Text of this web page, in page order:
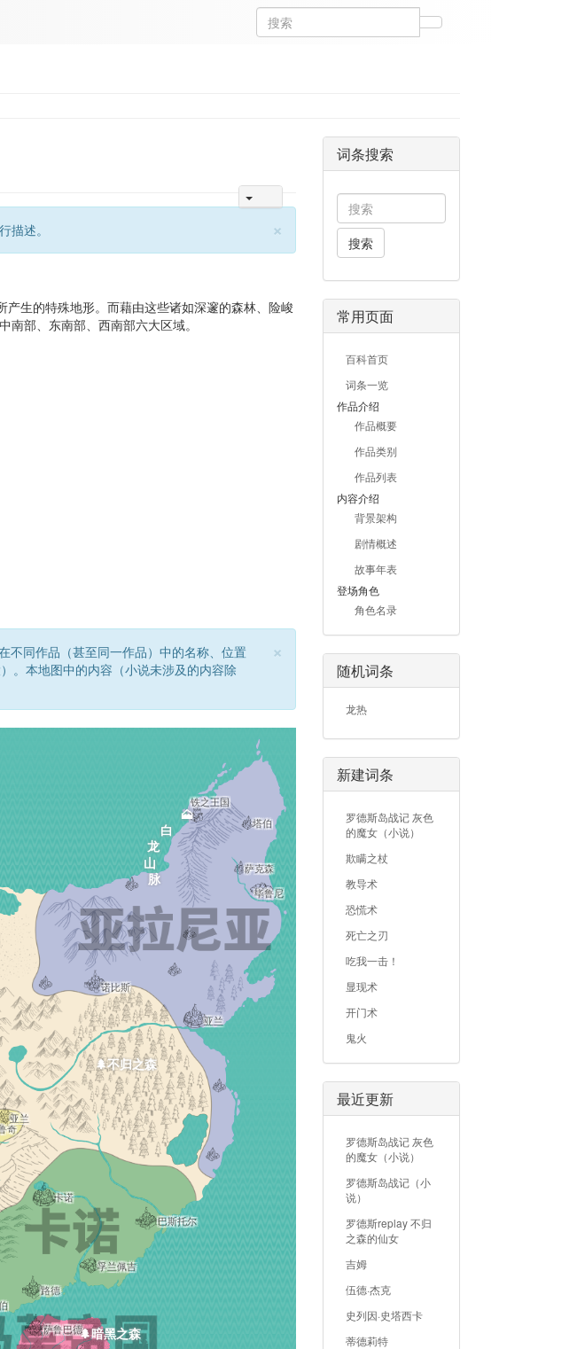
×
描述。
生的特殊地形。而藉由这些诸如深邃的森林、险峻
部、东南部、西南部六大区域。
×
不同作品（甚至同一作品）中的名称、位置
。本地图中的内容（小说未涉及的内容除
🌲不归之森
🌲暗黑之森
🗻白龙山脉 萨克森
塔伯
诺比斯
奇
亚兰
卡诺
亚兰
路德
萨鲁巴德
孚兰佩吉
巴斯托尔
毕鲁尼
铁之王国
词条搜索
搜索
常用页面
百科首页
词条一览
作品介绍
作品概要
作品类别
作品列表
内容介绍
背景架构
剧情概述
故事年表
登场角色
角色名录
随机词条
龙热
新建词条
罗德斯岛战记 灰色
的魔女（小说）
欺瞒之杖
教导术
恐慌术
死亡之刃
吃我一击！
显现术
开门术
鬼火
最近更新
罗德斯岛战记 灰色
的魔女（小说）
罗德斯岛战记（小
说）
罗德斯replay 不归
之森的仙女
吉姆
伍德·杰克
史列因·史塔西卡
蒂德莉特